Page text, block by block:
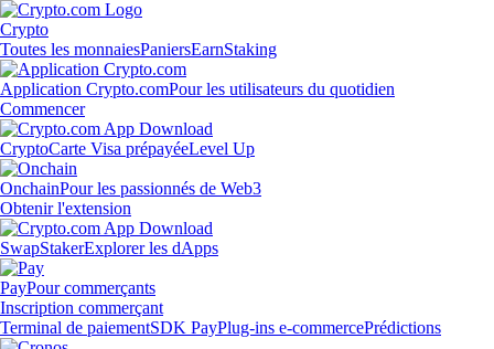
Crypto
Toutes les monnaiesPaniersEarnStaking
Application Crypto.comPour les utilisateurs du quotidien
Commencer
CryptoCarte Visa prépayéeLevel Up
OnchainPour les passionnés de Web3
Obtenir l'extension
SwapStakerExplorer les dApps
PayPour commerçants
Inscription commerçant
Terminal de paiementSDK PayPlug-ins e-commercePrédictions